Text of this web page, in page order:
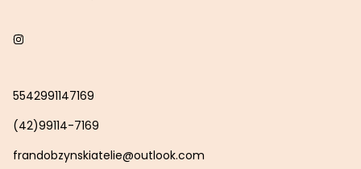
5542991147169
(42)99114-7169
frandobzynskiatelie@outlook.com